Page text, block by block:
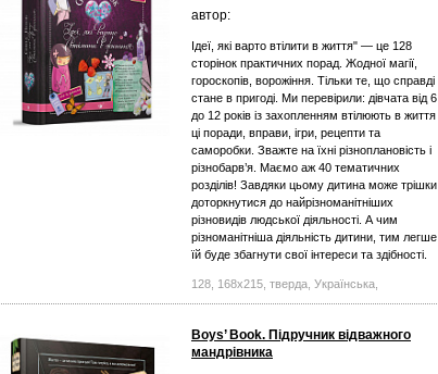
автор:
Ідеї, які варто втілити в життя" — це 128
сторінок практичних порад. Жодної магії,
гороскопів, ворожіння. Тільки те, що справді
стане в пригоді. Ми перевірили: дівчата від 6
до 12 років із захопленням втілюють в життя
ці поради, вправи, ігри, рецепти та
саморобки. Зважте на їхні різноплановість і
різнобарв’я. Маємо аж 40 тематичних
розділів! Завдяки цьому дитина може трішки
доторкнутися до найрізноманітніших
різновидів людської діяльності. А чим
різноманітніша діяльність дитини, тим легше
їй буде збагнути свої інтереси та здібності.
128, 168x215, тверда, Українська,
Boys’ Book. Підручник відважного
мандрівника